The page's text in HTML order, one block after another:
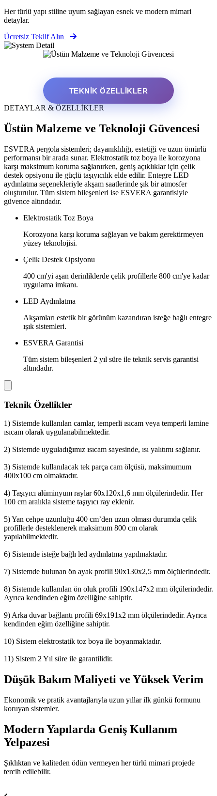
Her türlü yapı stiline uyum sağlayan esnek ve modern mimari
detaylar.
Ücretsiz Teklif Alın
TEKNIK ÖZELLIKLER
DETAYLAR & ÖZELLİKLER
Üstün Malzeme ve Teknoloji Güvencesi
ESVERA pergola sistemleri; dayanıklılığı, estetiği ve uzun ömürlü
performansı bir arada sunar. Elektrostatik toz boya ile korozyona
karşı maksimum koruma sağlanırken, geniş açıklıklar için çelik
destek opsiyonu ile güçlü taşıyıcılık elde edilir. Entegre LED
aydınlatma seçenekleriyle akşam saatlerinde şık bir atmosfer
oluşturulur. Tüm sistem bileşenleri ise ESVERA garantisiyle
güvence altındadır.
Elektrostatik Toz Boya
Korozyona karşı koruma sağlayan ve bakım gerektirmeyen
yüzey teknolojisi.
Çelik Destek Opsiyonu
400 cm'yi aşan derinliklerde çelik profillerle 800 cm'ye kadar
uygulama imkanı.
LED Aydınlatma
Akşamları estetik bir görünüm kazandıran isteğe bağlı entegre
ışık sistemleri.
ESVERA Garantisi
Tüm sistem bileşenleri 2 yıl süre ile teknik servis garantisi
altındadır.
Teknik Özellikler
1) Sistemde kullanılan camlar, temperli ısıcam veya temperli lamine
ısıcam olarak uygulanabilmektedir.
2) Sistemde uyguladığımız ısıcam sayesinde, ısı yalıtımı sağlanır.
3) Sistemde kullanılacak tek parça cam ölçüsü, maksimumum
400x100 cm olmaktadır.
4) Taşıyıcı alüminyum raylar 60x120x1,6 mm ölçülerindedir. Her
100 cm aralıkla sisteme taşıyıcı ray eklenir.
5) Yan cehpe uzunluğu 400 cm’den uzun olması durumda çelik
profillerle desteklenerek maksimum 800 cm olarak
yapılabilmektedir.
6) Sistemde isteğe bağlı led aydınlatma yapılmaktadır.
7) Sistemde bulunan ön ayak profili 90x130x2,5 mm ölçülerindedir.
8) Sistemde kullanılan ön oluk profili 190x147x2 mm ölçülerindedir.
Ayrıca kendinden eğim özelliğine sahiptir.
9) Arka duvar bağlantı profili 69x191x2 mm ölçülerindedir. Ayrıca
kendinden eğim özelliğine sahiptir.
10) Sistem elektrostatik toz boya ile boyanmaktadır.
11) Sistem 2 Yıl süre ile garantilidir.
Düşük Bakım Maliyeti ve Yüksek Verim
Ekonomik ve pratik avantajlarıyla uzun yıllar ilk günkü formunu
koruyan sistemler.
Modern Yapılarda Geniş Kullanım
Yelpazesi
Şıklıktan ve kaliteden ödün vermeyen her türlü mimari projede
tercih edilebilir.